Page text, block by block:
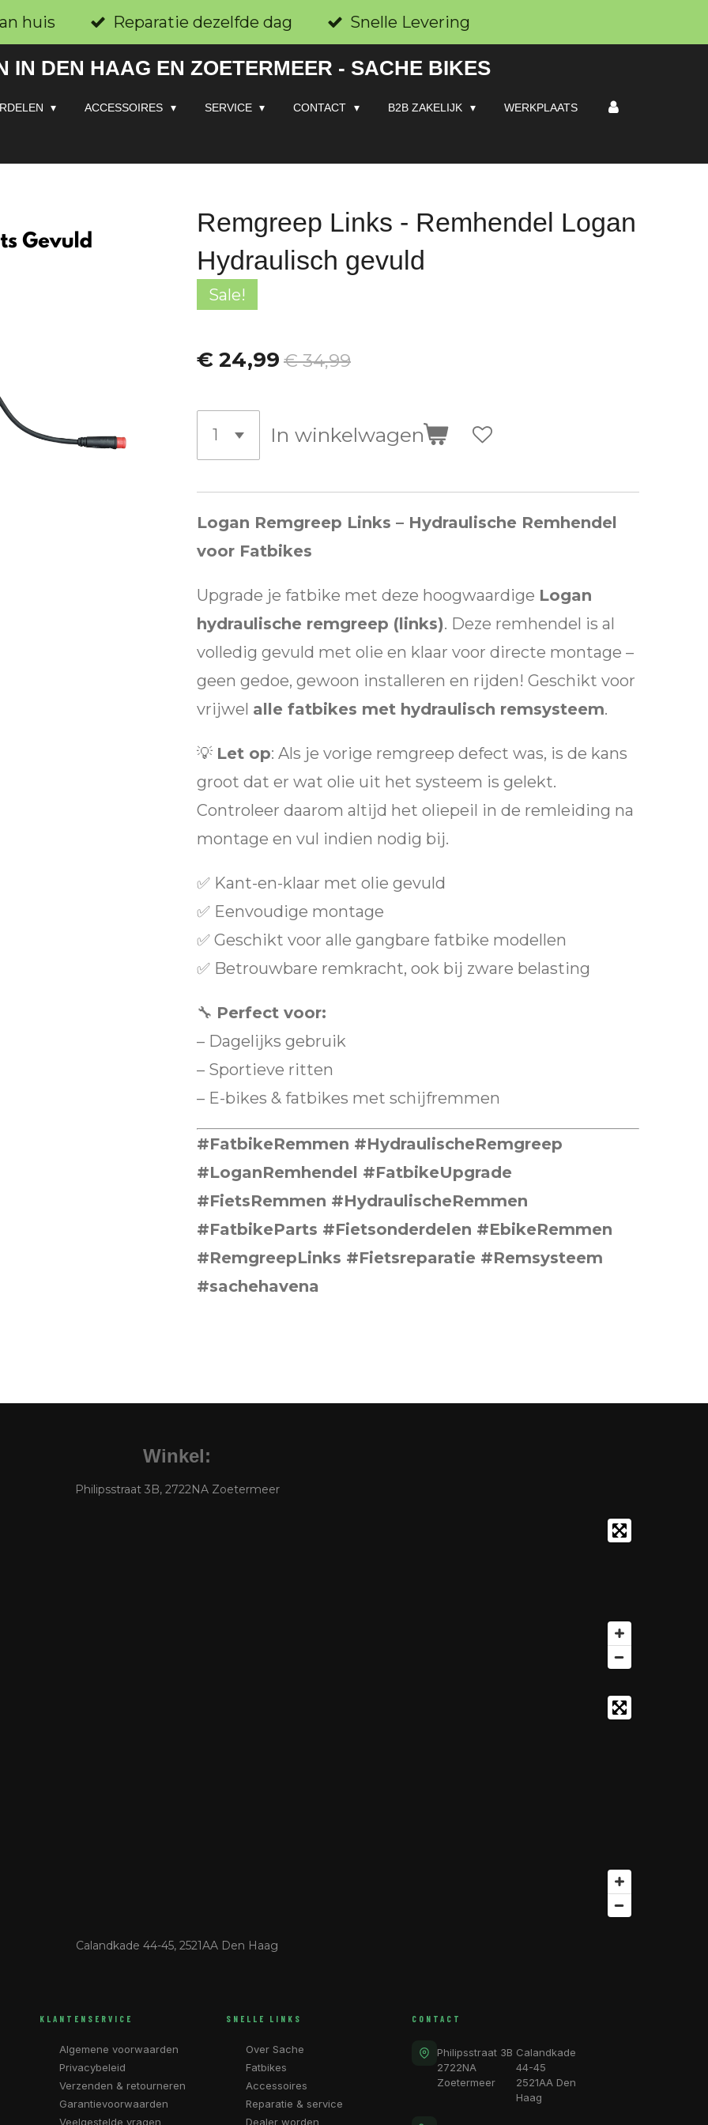
huis Reparatie dezelfde dag Snelle Levering
IN DEN HAAG EN ZOETERMEER - SACHE BIKES
ACCESSOIRES SERVICE CONTACT B2B ZAKELIJK WERKPLAATS
Remgreep Links - Remhendel Logan
Hydraulisch gevuld
Sale!
€ 24,99 € 34,99
In winkelwagen
Logan Remgreep Links – Hydraulische Remhendel
voor Fatbikes
Upgrade je fatbike met deze hoogwaardige Logan
hydraulische remgreep (links). Deze remhendel is al
volledig gevuld met olie en klaar voor directe montage –
geen gedoe, gewoon installeren en rijden! Geschikt voor
vrijwel alle fatbikes met hydraulisch remsysteem.
💡 Let op: Als je vorige remgreep defect was, is de kans
groot dat er wat olie uit het systeem is gelekt.
Controleer daarom altijd het oliepeil in de remleiding na
montage en vul indien nodig bij.
✅ Kant-en-klaar met olie gevuld
✅ Eenvoudige montage
✅ Geschikt voor alle gangbare fatbike modellen
✅ Betrouwbare remkracht, ook bij zware belasting
🔧 Perfect voor:
– Dagelijks gebruik
– Sportieve ritten
– E-bikes & fatbikes met schijfremmen
#FatbikeRemmen #HydraulischeRemgreep
#LoganRemhendel #FatbikeUpgrade
#FietsRemmen #HydraulischeRemmen
#FatbikeParts #Fietsonderdelen #EbikeRemmen
#RemgreepLinks #Fietsreparatie #Remsysteem
#sachehavena
Winkel:
Philipsstraat 3B, 2722NA Zoetermeer
Calandkade 44-45, 2521AA Den Haag
KLANTENSERVICE
Algemene voorwaarden
Privacybeleid
Verzenden & retourneren
Garantievoorwaarden
Veelgestelde vragen
SNELLE LINKS
Over Sache
Fatbikes
Accessoires
Reparatie & service
Dealer worden
CONTACT
Philipsstraat 3B
2722NA
Zoetermeer
Calandkade
44-45
2521AA Den
Haag